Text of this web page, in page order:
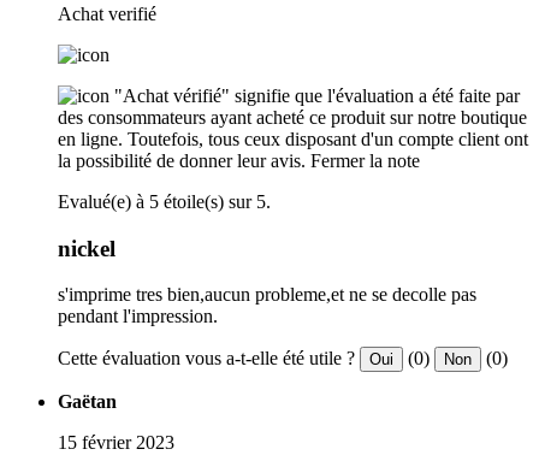
Achat verifié
"Achat vérifié" signifie que l'évaluation a été faite par
des consommateurs ayant acheté ce produit sur notre boutique
en ligne. Toutefois, tous ceux disposant d'un compte client ont
la possibilité de donner leur avis. Fermer la note
Evalué(e) à 5 étoile(s) sur 5.
nickel
s'imprime tres bien,aucun probleme,et ne se decolle pas
pendant l'impression.
Cette évaluation vous a-t-elle été utile ? Oui (0) Non (0)
Gaëtan
15 février 2023